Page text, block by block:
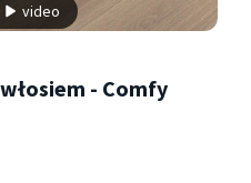
video
- Comfy